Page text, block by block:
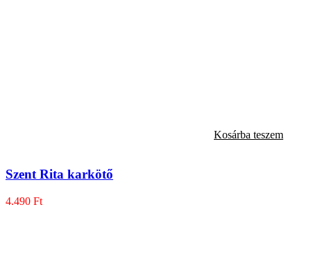
Kosárba teszem
Szent Rita karkötő
4.490 Ft